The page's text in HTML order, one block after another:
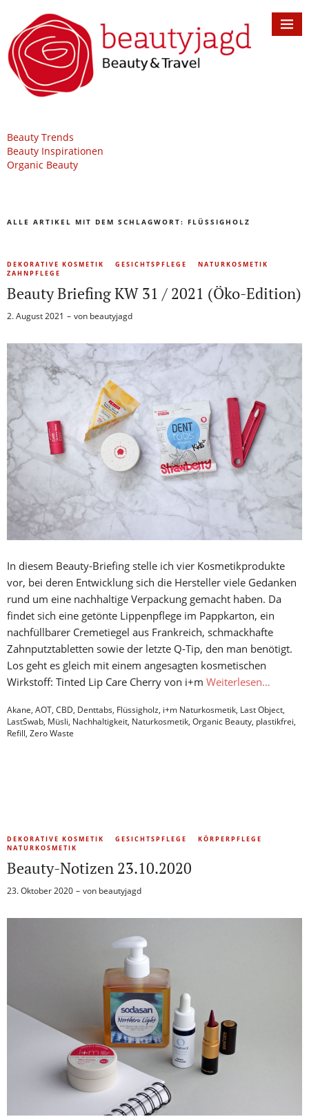
Beauty Trends
Beauty Inspirationen
Organic Beauty
ALLE ARTIKEL MIT DEM SCHLAGWORT: FLÜSSIGHOLZ
DEKORATIVE KOSMETIK GESICHTSPFLEGE
NATURKOSMETIK
ZAHNPFLEGE
Beauty Briefing KW 31 / 2021 (Öko-Edition)
2. August 2021 von beautyjagd
In diesem Beauty-Briefing stelle ich vier Kosmetikprodukte
vor, bei deren Entwicklung sich die Hersteller viele Gedanken
rund um eine nachhaltige Verpackung gemacht haben. Da
findet sich eine getönte Lippenpflege im Pappkarton, ein
nachfüllbarer Cremetiegel aus Frankreich, schmackhafte
Zahnputztabletten sowie der letzte Q-Tip, den man benötigt.
Los geht es gleich mit einem angesagten kosmetischen
Wirkstoff: Tinted Lip Care Cherry von i+m Weiterlesen…
Akane, AOT, CBD, Denttabs, Flüssigholz, i+m Naturkosmetik, Last Object,
LastSwab, Müsli, Nachhaltigkeit, Naturkosmetik, Organic Beauty, plastikfrei,
Refill, Zero Waste
DEKORATIVE KOSMETIK GESICHTSPFLEGE
KÖRPERPFLEGE
NATURKOSMETIK
Beauty-Notizen 23.10.2020
23. Oktober 2020 von beautyjagd